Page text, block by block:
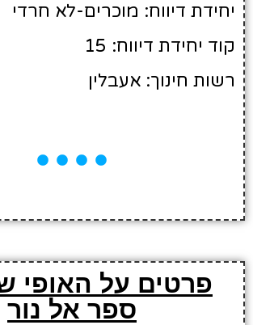
יחידת דיווח: מוכרים-לא חרדי
קוד יחידת דיווח: 15
רשות חינוך: אעבלין
פרטים על האופי
ספר אל נור